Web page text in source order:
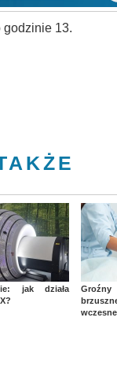
godzinie 13.
jak działa